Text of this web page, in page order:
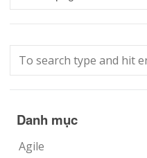
Danh mục
Agile